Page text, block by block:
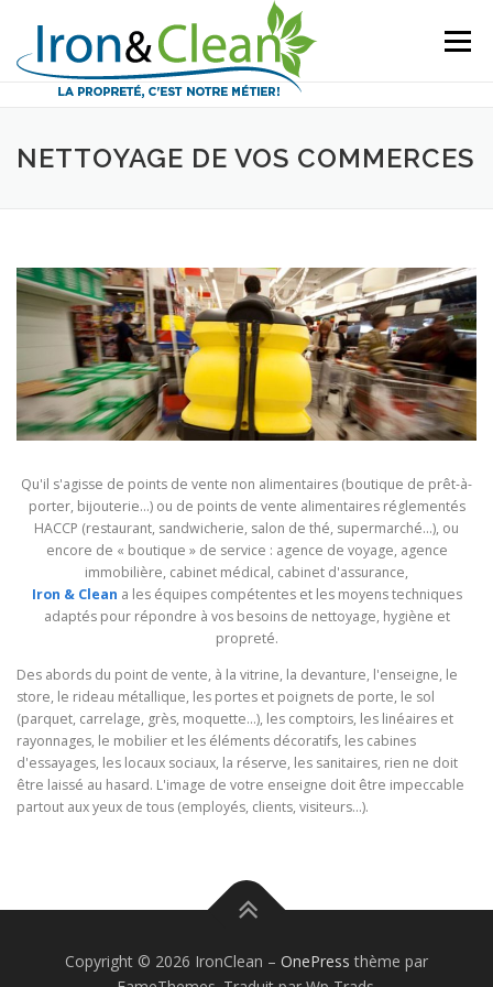
contenu
Menu
NETTOYAGE DE VOS COMMERCES
Qu'il s'agisse de points de vente non alimentaires (boutique de prêt-à-
porter, bijouterie…) ou de points de vente alimentaires réglementés
HACCP (restaurant, sandwicherie, salon de thé, supermarché…), ou
encore de « boutique » de service : agence de voyage, agence
immobilière, cabinet médical, cabinet d'assurance,
Iron & Clean a les équipes compétentes et les moyens techniques
adaptés pour répondre à vos besoins de nettoyage, hygiène et
propreté.
Des abords du point de vente, à la vitrine, la devanture, l'enseigne, le
store, le rideau métallique, les portes et poignets de porte, le sol
(parquet, carrelage, grès, moquette…), les comptoirs, les linéaires et
rayonnages, le mobilier et les éléments décoratifs, les cabines
d'essayages, les locaux sociaux, la réserve, les sanitaires, rien ne doit
être laissé au hasard. L'image de votre enseigne doit être impeccable
partout aux yeux de tous (employés, clients, visiteurs…).
Copyright © 2026 IronClean – OnePress thème par